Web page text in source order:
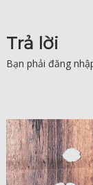
Trả lời
Bạn phải đăng